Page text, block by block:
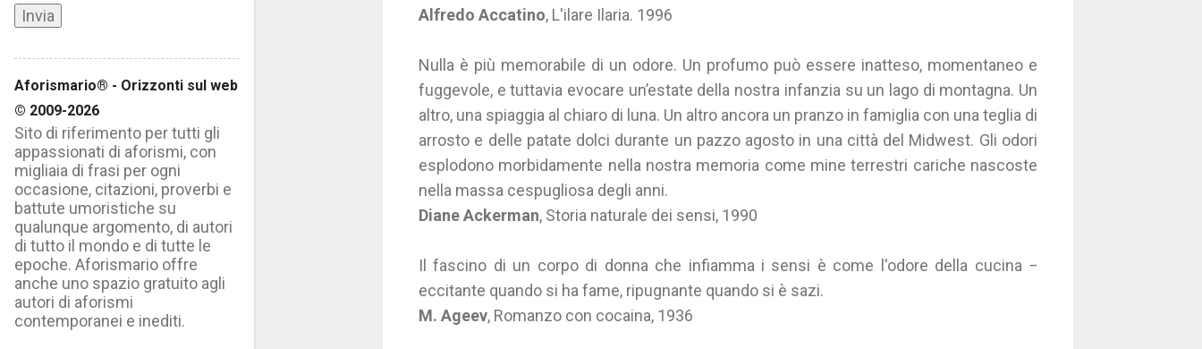
Alfredo Accatino, L'ilare Ilaria. 1996
Nulla è più memorabile di un odore. Un profumo può essere inatteso, momentaneo e
fuggevole, e tuttavia evocare un’estate della nostra infanzia su un lago di montagna. Un
altro, una spiaggia al chiaro di luna. Un altro ancora un pranzo in famiglia con una teglia di
arrosto e delle patate dolci durante un pazzo agosto in una città del Midwest. Gli odori
esplodono morbidamente nella nostra memoria come mine terrestri cariche nascoste
nella massa cespugliosa degli anni.
Diane Ackerman, Storia naturale dei sensi, 1990
Il fascino di un corpo di donna che infiamma i sensi è come l'odore della cucina −
eccitante quando si ha fame, ripugnante quando si è sazi.
M. Ageev, Romanzo con cocaina, 1936
Aforismario® - Orizzonti sul web
© 2009-2026
Sito di riferimento per tutti gli
appassionati di aforismi, con
migliaia di frasi per ogni
occasione, citazioni, proverbi e
battute umoristiche su
qualunque argomento, di autori
di tutto il mondo e di tutte le
epoche. Aforismario offre
anche uno spazio gratuito agli
autori di aforismi
contemporanei e inediti.